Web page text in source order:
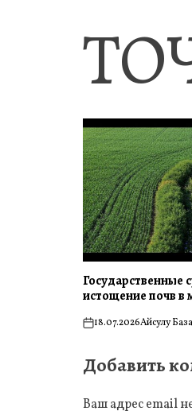
Государственные
истощение почв в
on18.07.2026Айсулу
Добавить
Ваш адрес email